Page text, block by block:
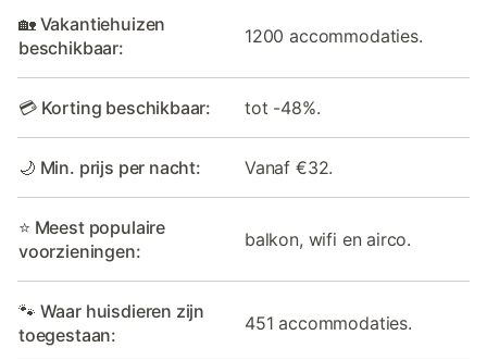
🏡 Vakantiehuizen
beschikbaar:
1200 accommodaties.
💳 Korting beschikbaar: tot -48%.
🌙 Min. prijs per nacht: Vanaf €32.
⭐ Meest populaire
voorzieningen:
balkon, wifi en airco.
🐾 Waar huisdieren zijn
toegestaan:
451 accommodaties.